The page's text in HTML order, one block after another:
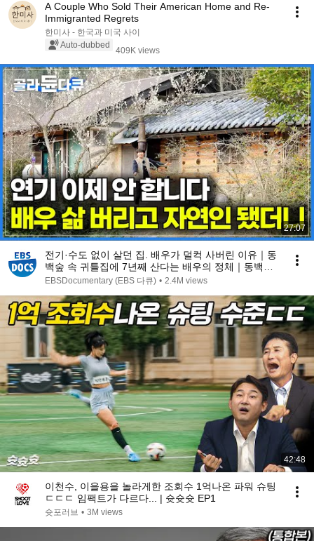
A Couple Who Sold Their American Home and Re-
Immigranted Regrets
한미사 - 한국과 미국 사이
Auto-dubbed
409K views
27:07
전기·수도 없이 살던 집. 배우가 덜컥 사버린 이유｜동
백숲 속 귀틀집에 7년째 산다는 배우의 정체｜동백숲
에 숨겨진 현실판 자연인 하우스｜건축탐구 집｜#골라
EBSDocumentary (EBS 다큐) • 2.4M views
42:48
이천수, 이을용을 놀라게한 조회수 1억나온 파워 슈팅
ㄷㄷㄷ 임팩트가 다르다... | 슛슛슛 EP1
슛포러브 • 3M views